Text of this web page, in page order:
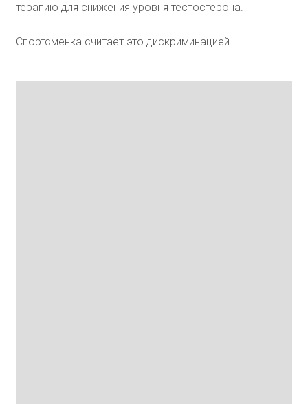
терапию для снижения уровня тестостерона.
Спортсменка считает это дискриминацией.